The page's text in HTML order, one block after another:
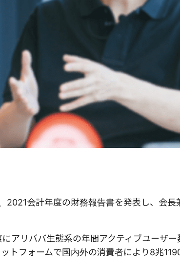
2021会計年度の財務報告書を発表し、会
アリババ生態系の年間アクティブユーザ
トフォームで国内外の消費者により8兆